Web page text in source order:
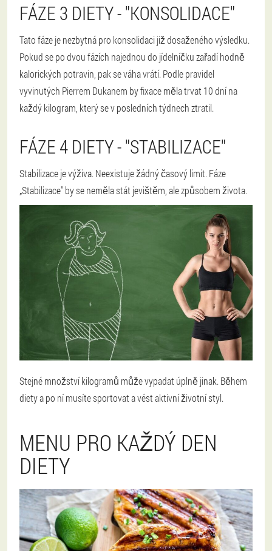
FÁZE 3 DIETY - "KONSOLIDACE"
Tato fáze je nezbytná pro konsolidaci již dosaženého výsledku.
Pokud se po dvou fázích najednou do jídelníčku zařadí hodně
kalorických potravin, pak se váha vrátí. Podle pravidel
vyvinutých Pierrem Dukanem by fixace měla trvat 10 dní na
každý kilogram, který se v posledních týdnech ztratil.
FÁZE 4 DIETY - "STABILIZACE"
Stabilizace je výživa. Neexistuje žádný časový limit. Fáze
„Stabilizace" by se neměla stát jevištěm, ale způsobem života.
Stejné množství kilogramů může vypadat úplně jinak. Během
diety a po ní musíte sportovat a vést aktivní životní styl.
MENU PRO KAŽDÝ DEN
DIETY